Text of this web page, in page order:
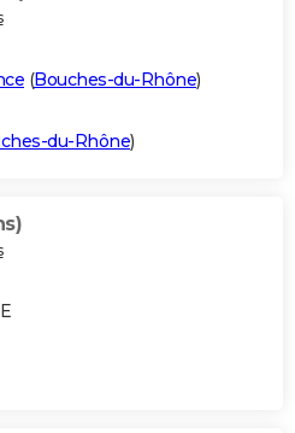
(Bouches-du-Rhône)
du-Rhône)